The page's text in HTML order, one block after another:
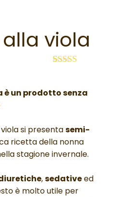
viola
base di
recensioni
un prodotto senza
si presentasemi-
ricetta della nonna
stagione invernale.
,sedativeed
è molto utile per